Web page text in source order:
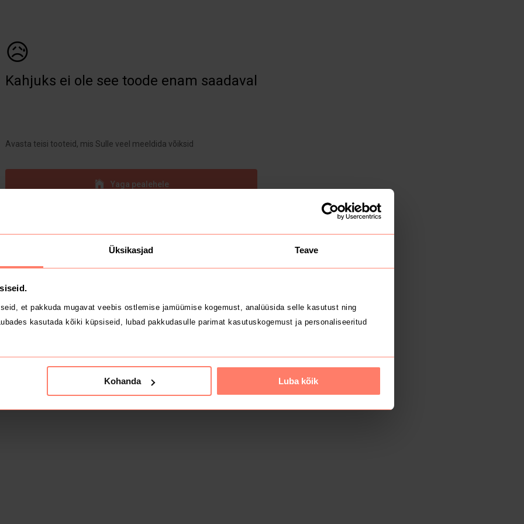
Üksikasjad Teave
et pakkuda mugavat veebis ostlemise jamüümise kogemust, analüüsida selle kasutust ning
kasutada kõiki küpsiseid, lubad pakkudasulle parimat kasutuskogemust ja personaliseeritud
Kohanda Luba kõik
😥
Kahjuks ei ole see toode enam saadaval
Avasta teisi tooteid, mis Sulle veel meeldida võiksid
Yaga pealehele